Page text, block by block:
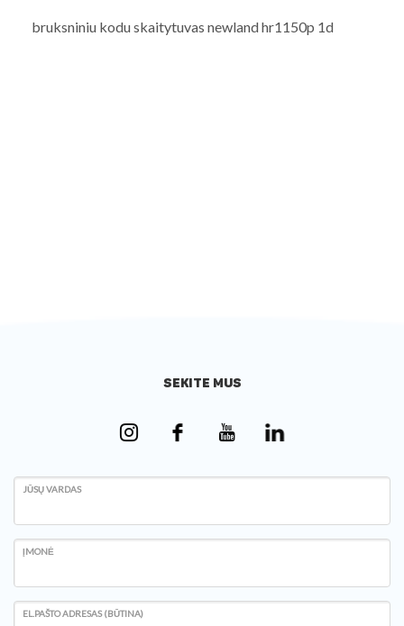
bruksniniu kodu skaitytuvas newland hr1150p 1d
SEKITE MUS
JŪSŲ VARDAS
ĮMONĖ
EL.PAŠTO ADRESAS (BŪTINA)